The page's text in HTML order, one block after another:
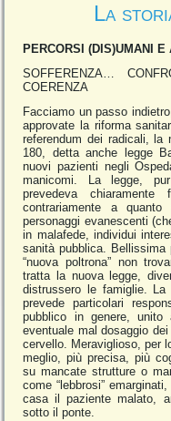
La
PERCORSI (DIS)UMANI E
SOFFERENZA…
COERENZA
Facciamo un passo
approvate la riforma
referendum dei radicali, la
180, detta anche legge
nuovi pazienti negli
manicomi. La legge,
prevedeva chiaramente
contrariamente a quanto
personaggi evanescenti
in malafede, individui
sanità pubblica.
“nuova poltrona” non
tratta la nuova legge,
distrussero le famiglie.
prevede particolari
pubblico in genere,
eventuale mal dosaggio
cervello. Meraviglioso, per
meglio, più precisa, più
su mancate strutture o
come “lebbrosi”
casa il paziente malato,
sotto il ponte.